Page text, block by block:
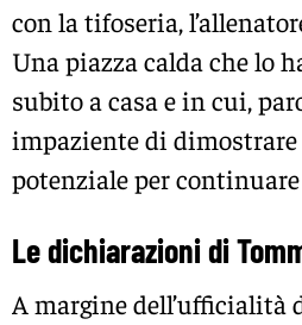
con la tifoseria,
Una piazza calda che lo
subito a casa e in cui,
impaziente di
potenziale per continuare
Le dichiarazioni di
A margine dell’ufficialità